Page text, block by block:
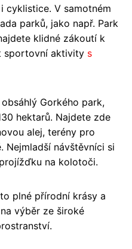
cyklistice. V samotném
parků, jako např. Park
klidné zákoutí k
sportovní aktivity s
Gorkého park,
hektarů. Najdete zde
alej, terény pro
Nejmladší návštěvníci si
na kolotoči.
plné přírodní krásy a
výběr ze široké